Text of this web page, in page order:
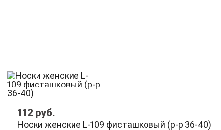
Носки женские L-109 фисташковый (р-р 36-40)
112 руб.